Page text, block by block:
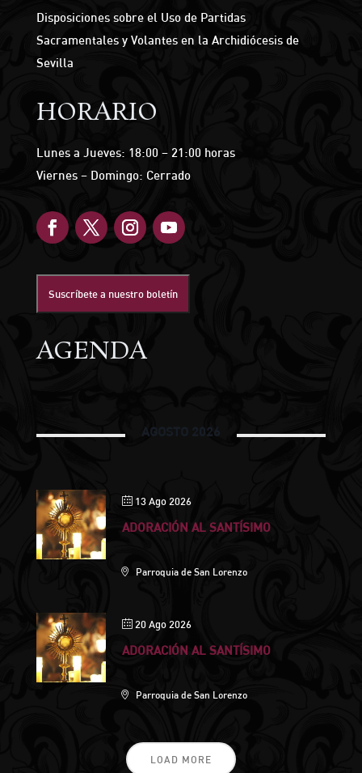
Disposiciones sobre el Uso de Partidas
Sacramentales y Volantes en la Archidiócesis de
Sevilla
HORARIO
Lunes a Jueves: 18:00 – 21:00 horas
Viernes – Domingo: Cerrado
Suscríbete a nuestro boletín
AGENDA
AGOSTO 2026
13 Ago 2026
ADORACIÓN AL SANTÍSIMO
Parroquia de San Lorenzo
20 Ago 2026
ADORACIÓN AL SANTÍSIMO
Parroquia de San Lorenzo
LOAD MORE